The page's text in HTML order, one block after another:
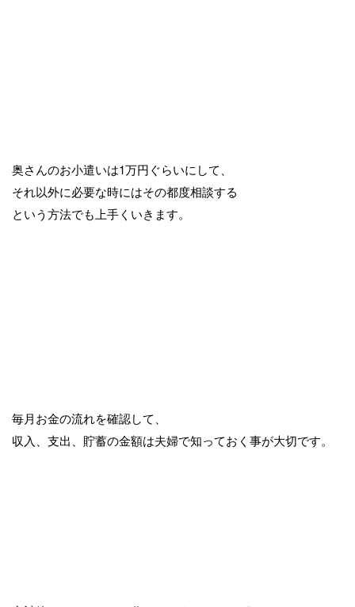
奥さんのお小遣いは1万円ぐらいにして、
それ以外に必要な時にはその都度相談する
という方法でも上手くいきます。
毎月お金の流れを確認して、
収入、支出、貯蓄の金額は夫婦で知っておく事が大切です。